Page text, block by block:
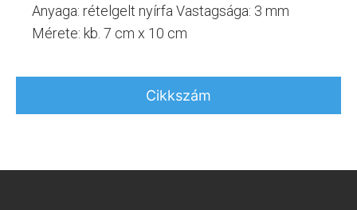
Cikkszám
Anyaga: rételgelt nyírfa Vastagsága: 3 mm
Mérete: kb. 7 cm x 10 cm